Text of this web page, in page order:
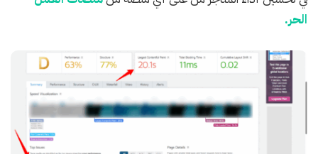
الحر.